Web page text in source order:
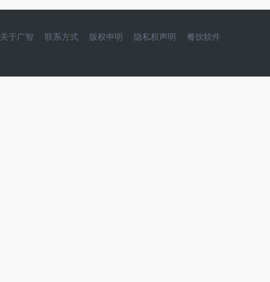
关于广智 联系方式 版权申明 隐私权声明 餐饮软件